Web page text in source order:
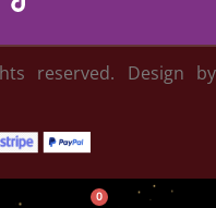
0
reserved. Design by